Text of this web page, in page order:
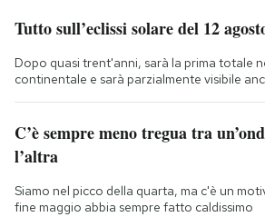
Tutto sull’eclissi solare del 12
Dopo quasi trent'anni, sarà la prima totale
continentale e sarà parzialmente visibile
C’è sempre meno tregua tra
l’altra
Siamo nel picco della quarta, ma c'è un
fine maggio abbia sempre fatto caldissimo